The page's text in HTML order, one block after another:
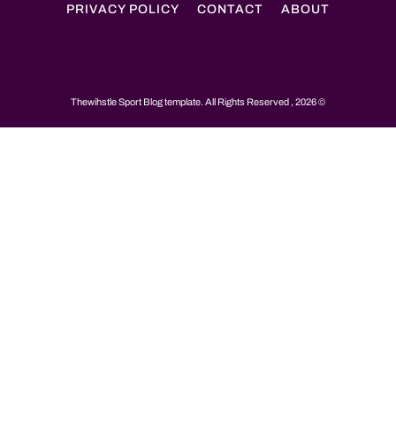
ABOUT
CONTACT
PRIVACY POLICY
© 2026 , Thewihstle Sport Blog template. All Rights Reserved